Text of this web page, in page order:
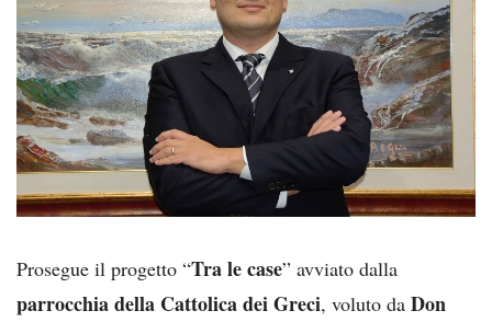
Prosegue il progetto “Tra le case” avviato dalla
parrocchia della Cattolica dei Greci, voluto da Don